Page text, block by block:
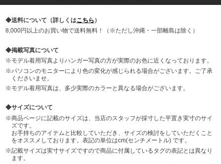
送料について（詳しくはこちら ）
8,000円以上のお買い物で送料無料！（※ただし沖縄・一部離島は除く）
掲載写真について
モデル着用写真よりハンガー写真の方が実際のお色に近くなっております。
パソコンのモニターにより色の変化が感じられる場合がございます。ご了承
くださいませ。
モデル着用写真は、多少実際のカラーと異なる場合がございます。
サイズについて
商品ページに記載のサイズは、当店のスタッフが採寸した平置き実寸のサイ
ズです。
お手持ちのアイテムと比較していただき、サイズの検討をしていただくこと
をオススメしております。表記の単位はcm(センチメートル) です。
記載サイズは実寸サイズですので商品に付属しているタグの表記とは異なり
ます。